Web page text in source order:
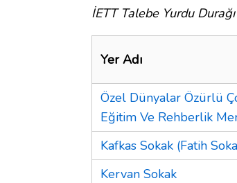
İETT Talebe Yurdu Durağı
Yer Adı
Özel Dünyalar Özürlü
Eğitim Ve Rehberlik
Kafkas Sokak (Fatih
Kervan Sokak